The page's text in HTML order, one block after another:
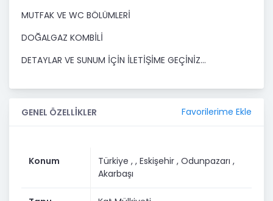
MUTFAK VE WC BÖLÜMLERİ
DOĞALGAZ KOMBİLİ
DETAYLAR VE SUNUM İÇİN İLETİŞİME GEÇİNİZ...
GENEL ÖZELLİKLER Favorilerime Ekle
Konum Türkiye , , Eskişehir , Odunpazarı ,
Akarbaşı